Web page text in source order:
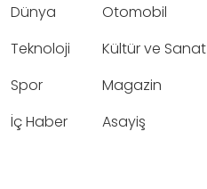
Dünya
Teknoloji
Spor
İç Haber
Otomobil
Kültür ve Sanat
Magazin
Asayiş